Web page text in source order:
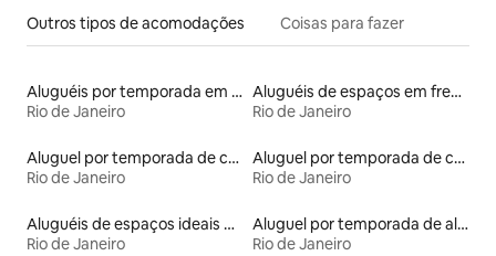
Outros tipos de acomodações Coisas para fazer
Aluguéis por temporada em resorts
Rio de Janeiro
Aluguéis de espaços em frente à praia
Rio de Janeiro
Aluguel por temporada de casas na árvore
Rio de Janeiro
Aluguel por temporada de casas de veraneio
Rio de Janeiro
Aluguéis de espaços ideais para famílias
Rio de Janeiro
Aluguel por temporada de alojamentos ecológicos
Rio de Janeiro